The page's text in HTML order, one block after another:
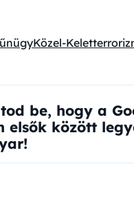
Közel-Kelet
be, hogy a
elsők között